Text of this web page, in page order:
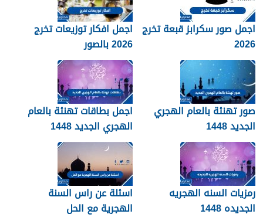
اجمل صور سكرابز قبعة تخرج
2026
اجمل افكار توزيعات تخرج
2026 بالصور
صور تهنئة بالعام الهجري
الجديد 1448
اجمل بطاقات تهنئة بالعام
الهجري الجديد 1448
رمزيات السنه الهجريه
الجديده 1448
اسئلة عن راس السنة
الهجرية مع الحل